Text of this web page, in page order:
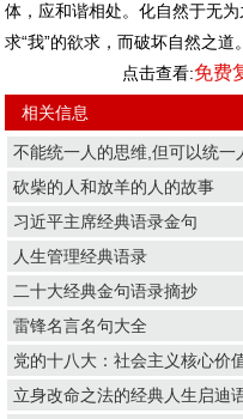
体，应和谐相处。化自然于无
求“我”的欲求，而破坏自然之道。
点击查看:免费
相关信息
不能统一人的思维,但可以统一
砍柴的人和放羊的人的故事
习近平主席经典语录金句
人生管理经典语录
二十大经典金句语录摘抄
雷锋名言名句大全
党的十八大：社会主义核心价
立身改命之法的经典人生启迪